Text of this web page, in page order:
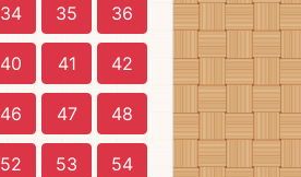
34 35 36
40 41 42
46 47 48
52 53 54